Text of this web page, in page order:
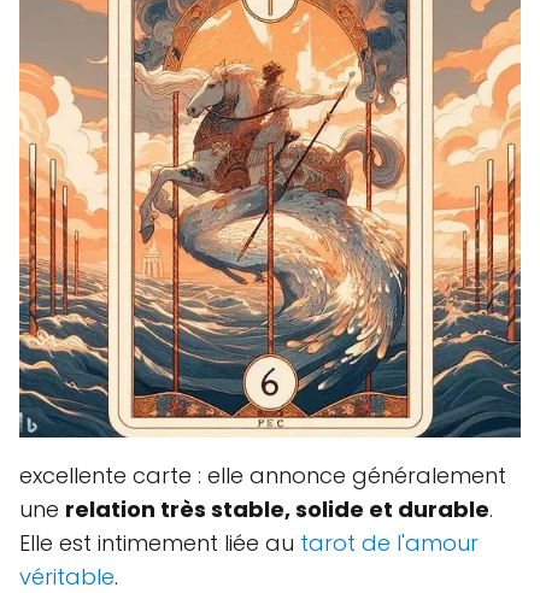
excellente carte : elle annonce généralement
une relation très stable, solide et durable.
Elle est intimement liée au tarot de l'amour
véritable.